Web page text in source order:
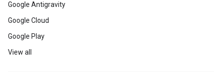
Google Antigravity
Google Cloud
Google Play
View all